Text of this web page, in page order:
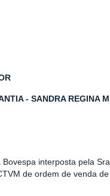
- SANDRA REGINA
interposta pela
de ordem de venda